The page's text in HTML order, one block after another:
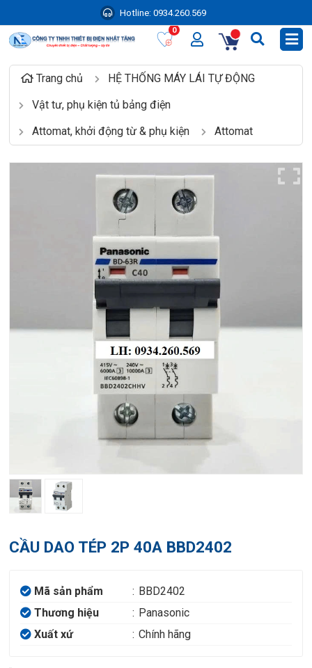
Hotline: 0934.260.569
0
Trang chủ
HỆ THỐNG MÁY LÁI TỰ ĐỘNG
Vật tư, phụ kiện tủ bảng điện
Attomat, khởi động từ & phụ kiện
Attomat
CẦU DAO TÉP 2P 40A BBD2402
Mã sản phẩm : BBD2402
Thương hiệu
: Panasonic
Xuất xứ
: Chính hãng